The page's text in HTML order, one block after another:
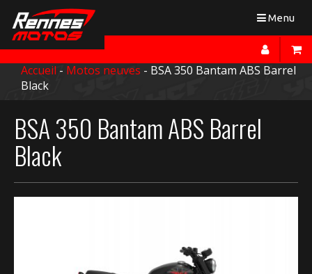
Toggle
Menu
Accueil - Motos neuves - BSA 350 Bantam ABS Barrel
Black
BSA 350 Bantam ABS Barrel
Black